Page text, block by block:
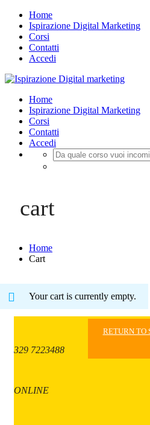
Home
Ispirazione Digital Marketing
Corsi
Contatti
Accedi
Home
Ispirazione Digital Marketing
Corsi
Contatti
Accedi
cart
Home
Cart
Your cart is currently empty.
RETURN TO
329 7223488
ONLINE